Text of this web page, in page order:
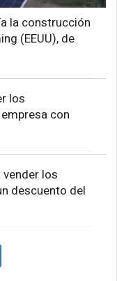
la construcción
(EEUU), de
los
con
los
descuento del